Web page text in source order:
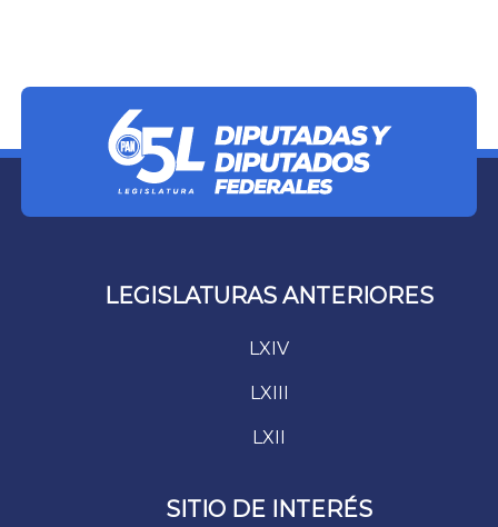
LEGISLATURAS ANTERIORES
LXIV
LXIII
LXII
SITIO DE INTERÉS